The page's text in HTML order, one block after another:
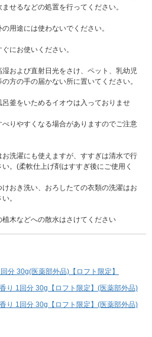
せるなどの処置を行ってください。
の用途には使わないでください。
ぐにお使いください。
湿および直射日光をさけ、ペット、乳幼児
方の手の届かない所に置いてください。
呂釜をいためるイオウは入っておりませ
りやすくなる場合がありますのでご注意
お洗濯にも使えますが、すすぎは清水で行
い。(柔軟仕上げ剤はすすぎ後にご使用く
おき洗い、おろしたての衣類の洗濯はお
。
植木などへの散水はさけてください
分 30g(医薬部外品)【ロフト限定】
り 1回分 30g【ロフト限定】(医薬部外品)
り 1回分 30g【ロフト限定】(医薬部外品)